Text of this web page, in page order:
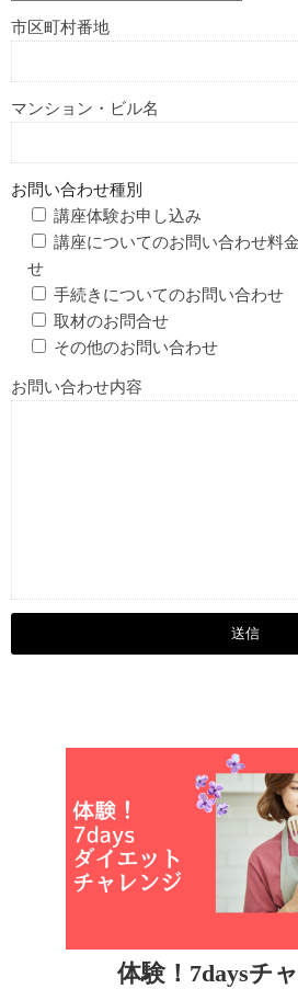
市区町村番地
マンション・ビル名
お問い合わせ種別
講座体験お申し込み
講座についてのお問い合わせ料
せ
手続きについてのお問い合わせ
取材のお問合せ
その他のお問い合わせ
お問い合わせ内容
体験！7daysチ